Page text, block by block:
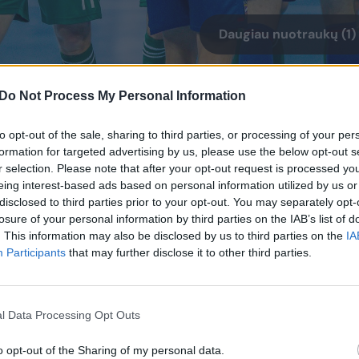
Do Not Process My Personal Information
opt-out of the sale, sharing to third parties, or processing of your
for targeted advertising by us, please use the below opt-out
selection. Please note that after your opt-out request is processed
interest-based ads based on personal information utilized by us
to third parties prior to your opt-out. You may separately
of your personal information by third parties on the IAB’s list of
This information may also be disclosed by us to third parties on the
Participants that may further disclose it to other third parties.
Data Processing Opt Outs
opt-out of the Sharing of my personal data.
Daugiau nuotraukų (1)
etapo turnyras ir vėl vyks
varžovais tapo „Città di Eboli“ (Italija)
(Latvija) ir „Kampuksen
etape, kaip ir „Kauno Žalgiris“,
čempionai turėjo įveikti
iš Armėnijos, 6:9 pralaimėjo
susitvarkė su „Europa“ iš Gibraltaro ir į